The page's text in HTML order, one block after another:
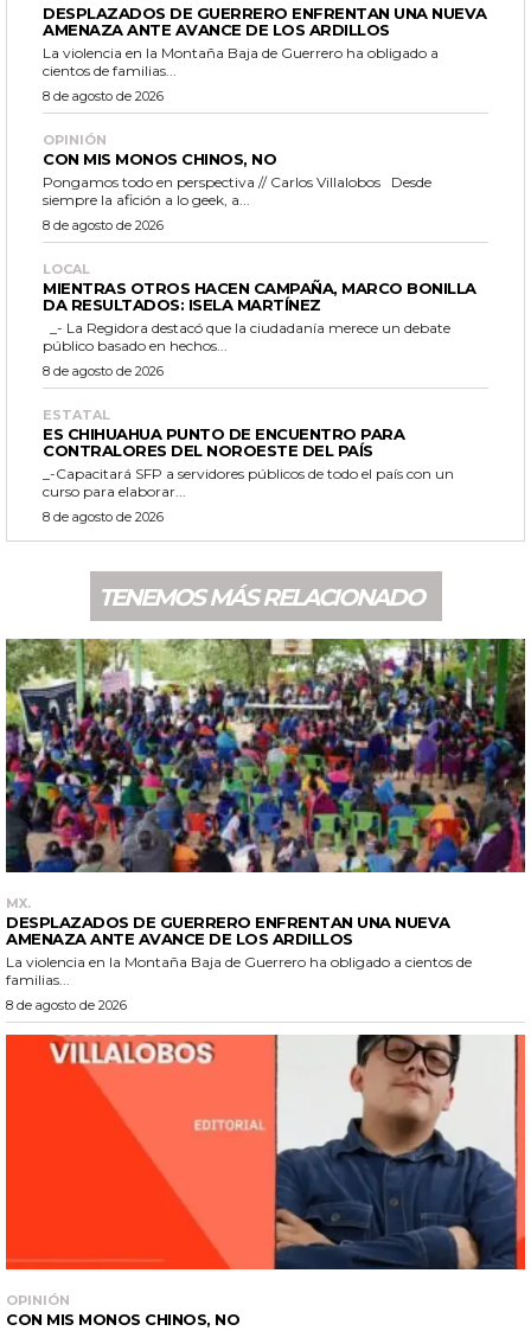
DESPLAZADOS DE GUERRERO ENFRENTAN UNA NUEVA
AMENAZA ANTE AVANCE DE LOS ARDILLOS
La violencia en la Montaña Baja de Guerrero ha obligado a
cientos de familias...
8 de agosto de 2026
OPINIÓN
CON MIS MONOS CHINOS, NO
Pongamos todo en perspectiva // Carlos Villalobos Desde
siempre la afición a lo geek, a...
8 de agosto de 2026
LOCAL
MIENTRAS OTROS HACEN CAMPAÑA, MARCO BONILLA
DA RESULTADOS: ISELA MARTÍNEZ
público basado en hechos...
8 de agosto de 2026
ESTATAL
ES CHIHUAHUA PUNTO DE ENCUENTRO PARA
CONTRALORES DEL NOROESTE DEL PAÍS
_-Capacitará SFP a servidores públicos de todo el país con un
curso para elaborar...
8 de agosto de 2026
TENEMOS MÁS RELACIONADO
MX.
DESPLAZADOS DE GUERRERO ENFRENTAN UNA NUEVA
AMENAZA ANTE AVANCE DE LOS ARDILLOS
La violencia en la Montaña Baja de Guerrero ha obligado a cientos de
familias...
8 de agosto de 2026
OPINIÓN
CON MIS MONOS CHINOS, NO